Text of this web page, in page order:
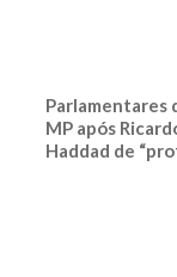
Parlamentares
MP após
Haddad de